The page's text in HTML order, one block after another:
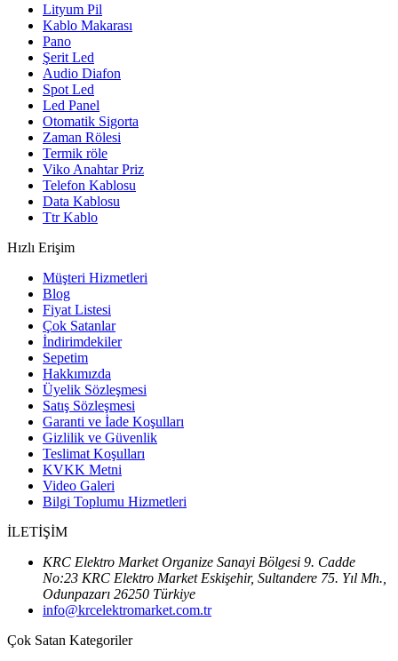
Lityum Pil
Kablo Makarası
Pano
Şerit Led
Audio Diafon
Spot Led
Led Panel
Otomatik Sigorta
Zaman Rölesi
Termik röle
Viko Anahtar Priz
Telefon Kablosu
Data Kablosu
Ttr Kablo
Hızlı Erişim
Müşteri Hizmetleri
Blog
Fiyat Listesi
Çok Satanlar
İndirimdekiler
Sepetim
Hakkımızda
Üyelik Sözleşmesi
Satış Sözleşmesi
Garanti ve İade Koşulları
Gizlilik ve Güvenlik
Teslimat Koşulları
KVKK Metni
Video Galeri
Bilgi Toplumu Hizmetleri
İLETİŞİM
KRC Elektro Market Organize Sanayi Bölgesi 9. Cadde
No:23 KRC Elektro Market Eskişehir, Sultandere 75. Yıl Mh.,
Odunpazarı 26250 Türkiye
info@krcelektromarket.com.tr
Çok Satan Kategoriler